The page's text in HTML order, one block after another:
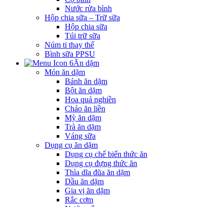
Nước rửa bình
Hộp chia sữa – Trữ sữa
Hộp chia sữa
Túi trữ sữa
Núm ti thay thế
Bình sữa PPSU
Ăn dặm
Món ăn dặm
Bánh ăn dặm
Bột ăn dặm
Hoa quả nghiền
Cháo ăn liền
Mỳ ăn dặm
Trà ăn dặm
Váng sữa
Dụng cụ ăn dặm
Dụng cụ chế biến thức ăn
Dụng cụ đựng thức ăn
Thìa dĩa đũa ăn dặm
Dầu ăn dặm
Gia vị ăn dặm
Rắc cơm